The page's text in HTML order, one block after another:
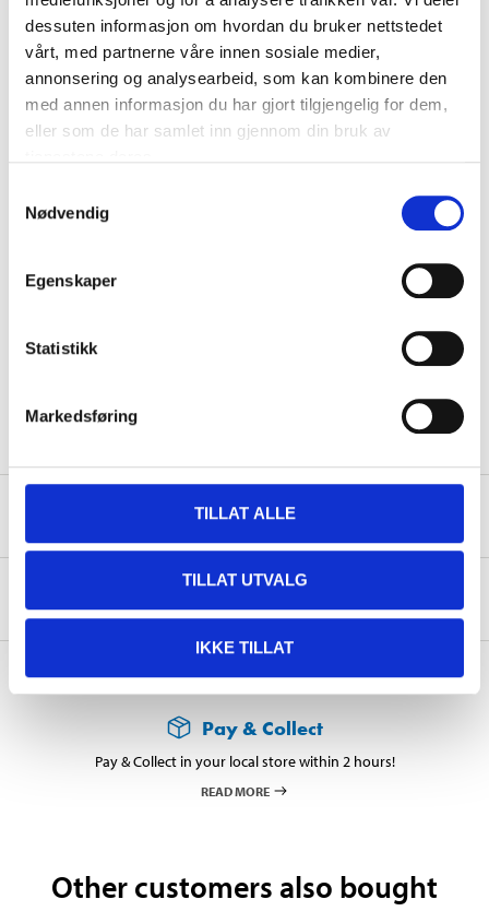
dessuten informasjon om hvordan du bruker nettstedet
vårt, med partnerne våre innen sosiale medier,
annonsering og analysearbeid, som kan kombinere den
med annen informasjon du har gjort tilgjengelig for dem,
eller som de har samlet inn gjennom din bruk av
Nødvendig
Egenskaper
Statistikk
Markedsføring
TILLAT ALLE
TILLAT UTVALG
IKKE TILLAT
together when the glue is wet. To prevent
discolouration, test the glue first and avoid
penetration. Use water to clean glue stains. Dried glue
must be cleaned with turpentine or petroleum spirits.
boiled. The glue must be stored in a frost-free area.
EUH210 Safety data sheet available on request.
Safety instructions and other information
Pay & Collect
Pay & Collect in your local store within 2 hours!
READ MORE
Other customers also bought